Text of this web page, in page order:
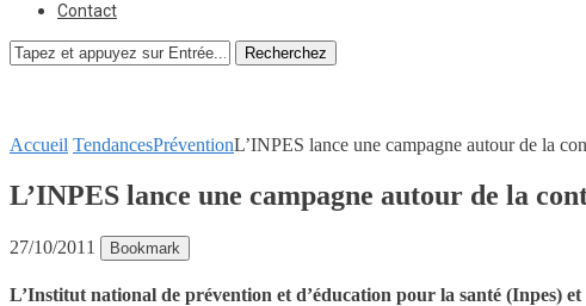
Contact
Recherchez
Accueil TendancesPréventionL’INPES lance une campagne autour de la
L’INPES lance une campagne autour de la
27/10/2011 Bookmark
L’Institut national de prévention et d’éducation pour la santé (Inpes)